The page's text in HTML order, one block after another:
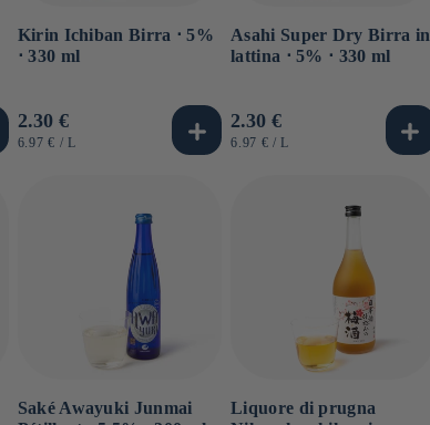
Kirin Ichiban Birra ⋅ 5%
⋅ 330 ml
Prezzo
di
2.30 €
PREZZO
6.97 € / PER
L
Asahi Super Dry Birra in
lattina ⋅ 5% ⋅ 330 ml
Prezzo
di
2.30 €
PREZZO
6.97 € / PER
L
Saké Awayuki Junmai
Liquore di prugna